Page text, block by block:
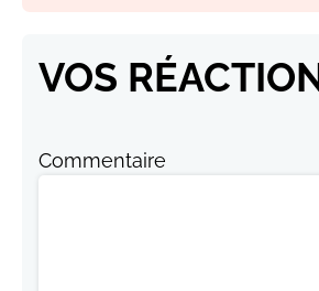
VOS
Commentaire